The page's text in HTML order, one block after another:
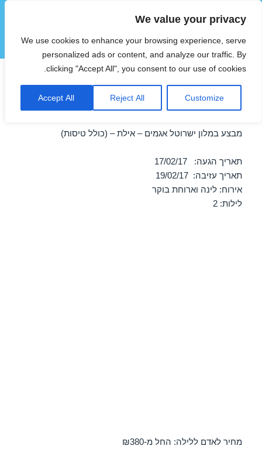
We value your privacy
We use cookies to enhance your browsing experience, serve
personalized ads or content, and analyze our traffic. By
clicking "Accept All", you consent to our use of cookies.
Customize
Reject All
Accept All
הוטצימר
תפריטים
ווידג'טים
חופשה במלון ישרוטל אגמים –
אילת 17/02/2017
מבצע במלון ישרוטל אגמים – אילת – (כולל טיסות)
תאריך הגעה: 17/02/17
תאריך עזיבה: 19/02/17
אירוח: לינה וארוחת בוקר
לילות: 2
מחיר לאדם ללילה: החל מ-₪380